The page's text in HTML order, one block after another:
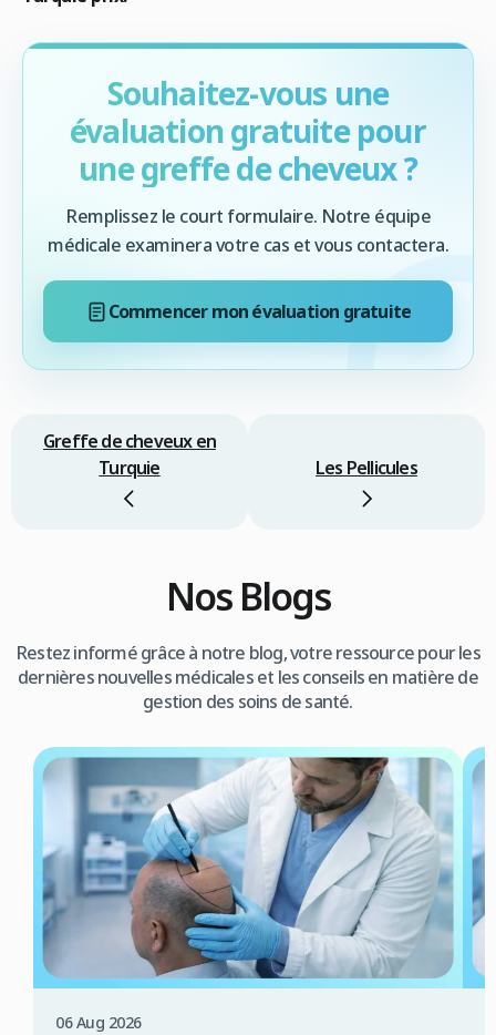
Souhaitez-vous une
évaluation gratuite pour
une greffe de cheveux ?
Remplissez le court formulaire. Notre équipe
médicale examinera votre cas et vous contactera.
Commencer mon évaluation gratuite
Greffe de cheveux en
Turquie
Les Pellicules
Nos Blogs
Restez informé grâce à notre blog, votre ressource pour les
dernières nouvelles médicales et les conseils en matière de
gestion des soins de santé.
06 Aug 2026